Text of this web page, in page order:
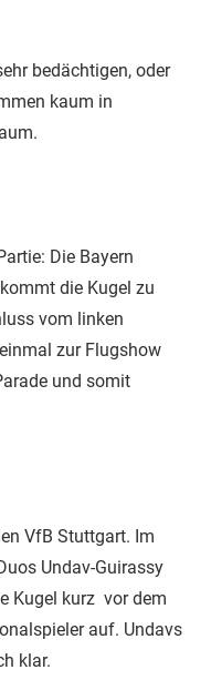
bedächtigen, oder
kaum in
Die Bayern
die Kugel zu
vom linken
zur Flugshow
und somit
VfB Stuttgart. Im
Undav-Guirassy
Kugel kurz vor dem
auf. Undavs
klar.